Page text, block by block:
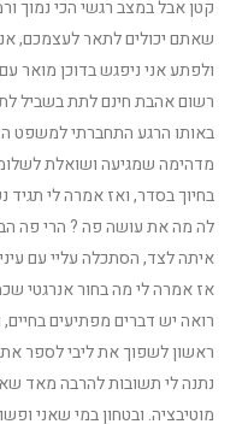
קטן אבל במצב רגשי הכי נמוך
שאתם יכולים לתאר לעצמכם,
ולפתע אני ניפגש בדוכן מואר
רשום אהבת חינם לתת בשביל
באותו הרגע התחברתי למשפט
מדהימה שמגיעה ושואלת
בחיוך בסדר, ואז אמרה לי
לה מה את עושה פה ? הרי פה
אז אמרה לי מה בחור אנרגטי
רואה יש דברים מפתיעים
ראשון לשפוך את ליבי לספר
נתנה לי תשובות להרבה מאד
מוטיבציה. ובטחון במי שאני